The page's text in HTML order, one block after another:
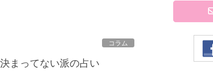
コラム
まってない派の占い